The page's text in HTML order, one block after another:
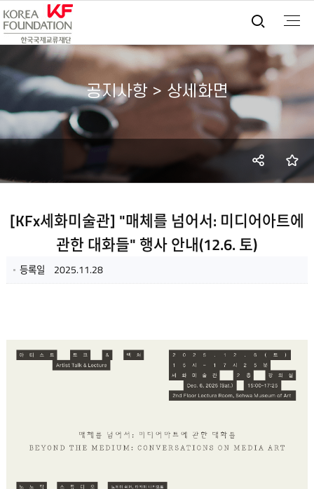
통합
공지사항 > 상세화면
SNS
[KFx세화미술관] "매체를 넘어서: 미디어아트에
관한 대화들" 행사 안내(12.6. 토)
등록일 2025.11.28